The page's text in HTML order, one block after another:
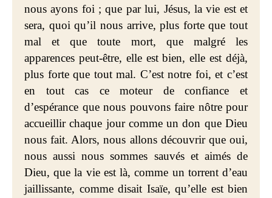
nous ayons foi ; que par lui, Jésus, la vie est et
sera, quoi qu’il nous arrive, plus forte que tout
mal et que toute mort, que malgré les
apparences peut-être, elle est bien, elle est déjà,
plus forte que tout mal. C’est notre foi, et c’est
en tout cas ce moteur de confiance et
d’espérance que nous pouvons faire nôtre pour
accueillir chaque jour comme un don que Dieu
nous fait. Alors, nous allons découvrir que oui,
nous aussi nous sommes sauvés et aimés de
Dieu, que la vie est là, comme un torrent d’eau
jaillissante, comme disait Isaïe, qu’elle est bien